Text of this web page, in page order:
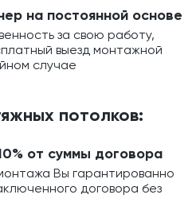
на постоянной основе
за свою работу,
выезд монтажной
случае
потолков:
от суммы договора
Вы гарантированно
договора без